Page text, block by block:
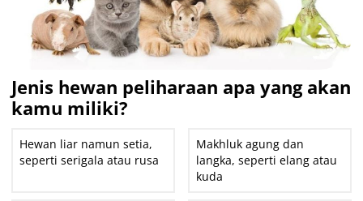
Jenis hewan peliharaan apa yang akan
kamu miliki?
Hewan liar namun setia,
seperti serigala atau rusa
Makhluk agung dan
langka, seperti elang atau
kuda